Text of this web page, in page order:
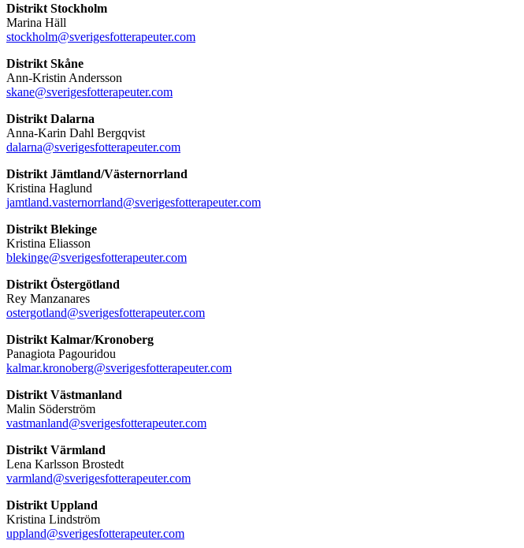
Distrikt Stockholm
Marina Häll
stockholm@sverigesfotterapeuter.com
Distrikt Skåne
Ann-Kristin Andersson
skane@sverigesfotterapeuter.com
Distrikt Dalarna
Anna-Karin Dahl Bergqvist
dalarna@sverigesfotterapeuter.com
Distrikt Jämtland/Västernorrland
Kristina Haglund
jamtland.vasternorrland@sverigesfotterapeuter.com
Distrikt Blekinge
Kristina Eliasson
blekinge@sverigesfotterapeuter.com
Distrikt Östergötland
Rey Manzanares
ostergotland@sverigesfotterapeuter.com
Distrikt Kalmar/Kronoberg
Panagiota Pagouridou
kalmar.kronoberg@sverigesfotterapeuter.com
Distrikt Västmanland
Malin Söderström
vastmanland@sverigesfotterapeuter.com
Distrikt Värmland
Lena Karlsson Brostedt
varmland@sverigesfotterapeuter.com
Distrikt Uppland
Kristina Lindström
uppland@sverigesfotterapeuter.com